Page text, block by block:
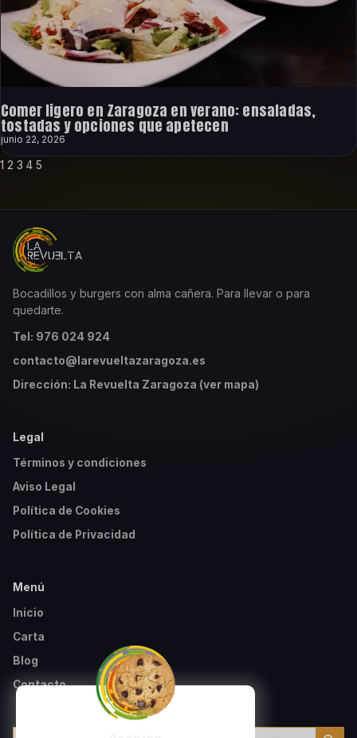
Comer ligero en Zaragoza en verano: ensaladas,
tostadas y opciones que apetecen
junio 22, 2026
1 2 3 4 5
Bocadillos y burgers con alma cañera. Para llevar o para
quedarte.
Tel: 976 024 924
contacto@larevueltazaragoza.es
Dirección: La Revuelta Zaragoza (ver mapa)
Legal
Términos y condiciones
Aviso Legal
Política de Cookies
Política de Privacidad
Menú
Inicio
Carta
Blog
Contacto
Buscar: Botón de